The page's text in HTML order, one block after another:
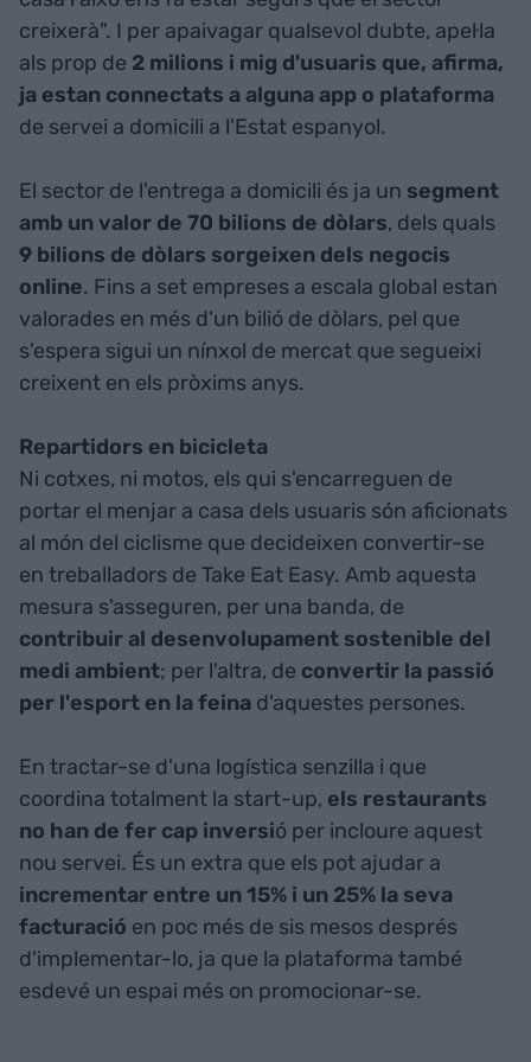
creixerà". I per apaivagar qualsevol dubte, apel·la
als prop de 2 milions i mig d'usuaris que, afirma,
ja estan connectats a alguna app o plataforma
de servei a domicili a l'Estat espanyol.
El sector de l'entrega a domicili és ja un segment
amb un valor de 70 bilions de dòlars, dels quals
9 bilions de dòlars sorgeixen dels negocis
online. Fins a set empreses a escala global estan
valorades en més d'un bilió de dòlars, pel que
s'espera sigui un nínxol de mercat que segueixi
creixent en els pròxims anys.
Repartidors en bicicleta
Ni cotxes, ni motos, els qui s'encarreguen de
portar el menjar a casa dels usuaris són aficionats
al món del ciclisme que decideixen convertir-se
en treballadors de Take Eat Easy. Amb aquesta
mesura s'asseguren, per una banda, de
contribuir al desenvolupament sostenible del
medi ambient; per l'altra, de convertir la passió
per l'esport en la feina d'aquestes persones.
En tractar-se d'una logística senzilla i que
coordina totalment la start-up, els restaurants
no han de fer cap inversió per incloure aquest
nou servei. És un extra que els pot ajudar a
incrementar entre un 15% i un 25% la seva
facturació en poc més de sis mesos després
d'implementar-lo, ja que la plataforma també
esdevé un espai més on promocionar-se.